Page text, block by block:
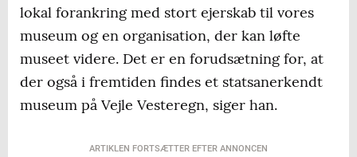
lokal forankring med stort ejerskab til vores
museum og en organisation, der kan løfte
museet videre. Det er en forudsætning for, at
der også i fremtiden findes et statsanerkendt
museum på Vejle Vesteregn, siger han.
ARTIKLEN FORTSÆTTER EFTER ANNONCEN